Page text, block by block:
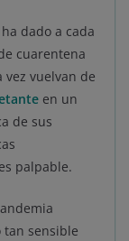
dado a cada
cuarentena
vuelvan de
en un
de sus
palpable.
tan sensible